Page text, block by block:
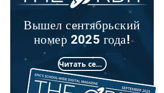
Вышел сентябрьский
номер 2025 года!
Читать сейчас